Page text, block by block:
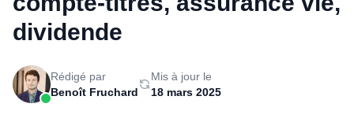
dividende
Rédigé par
Benoît Fruchard
Mis à jour le
18 mars 2025